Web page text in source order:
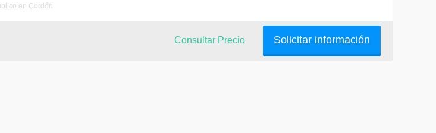
en Cordón
Solicitar información
Consultar Precio